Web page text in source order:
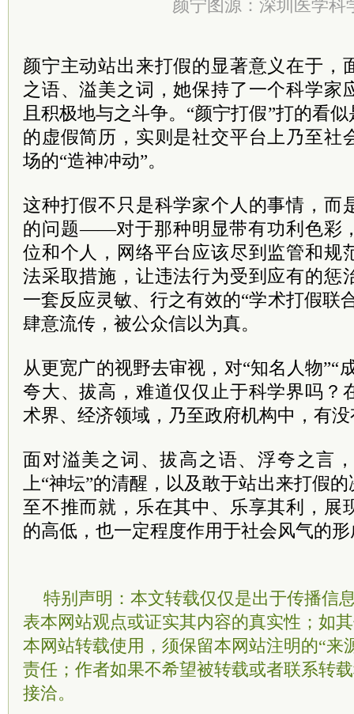
颜宁图源：深圳医学科
颜宁主动站出来打假的显著意义在于，
之语、溢美之词，她保持了一个科学家
且积极地与之斗争。“颜宁打假”打的看
的虚假简历，实则是社交平台上乃至社
场的“造神冲动”。
这种打假不只是科学家个人的事情，而
的问题——对于那种明显带有功利色彩
位和个人，网络平台应该尽到监管和规
法采取措施，让违法行为受到应有的惩
一套反应灵敏、行之有效的“学术打假联
肆意流传，被公众信以为真。
从更宽广的视野去审视，对“知名人物”“
夸大、拔高，难道仅仅止于科学界吗？
术界、经济领域，乃至政府机构中，有
面对溢美之词、拔高之语、浮夸之言
上“神坛”的清醒，以及敢于站出来打假
至不推而就，乐在其中、乐享其利，展
的高低，也一定程度作用于社会风气的
特别声明：本文转载仅仅是出于传播信
表本网站观点或证实其内容的真实性；如
本网站转载使用，须保留本网站注明的“来
责任；作者如果不希望被转载或者联系转
接洽。